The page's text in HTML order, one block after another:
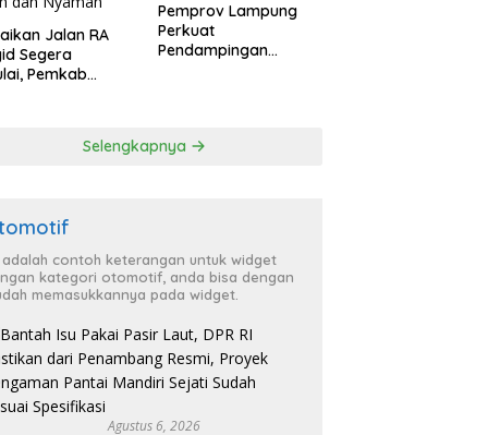
Jalan RA
Segera
Pemkab
Pemprov Lampung
Perkuat
Pendampingan
Selengkapnya
adalah contoh keterangan untuk widget
kategori otomotif, anda bisa dengan
memasukkannya pada widget.
Agustus 6, 2026